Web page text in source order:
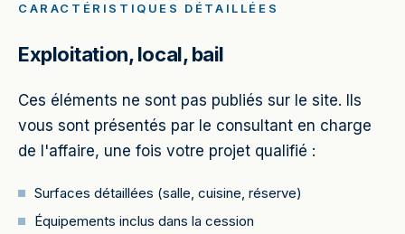
CARACTÉRISTIQUES DÉTAILLÉES
Exploitation, local, bail
Ces éléments ne sont pas publiés sur le site. Ils
vous sont présentés par le consultant en charge
de l'affaire, une fois votre projet qualifié :
Surfaces détaillées (salle, cuisine, réserve)
Équipements inclus dans la cession